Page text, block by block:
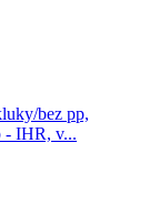
bez pp,
- IHR, v...